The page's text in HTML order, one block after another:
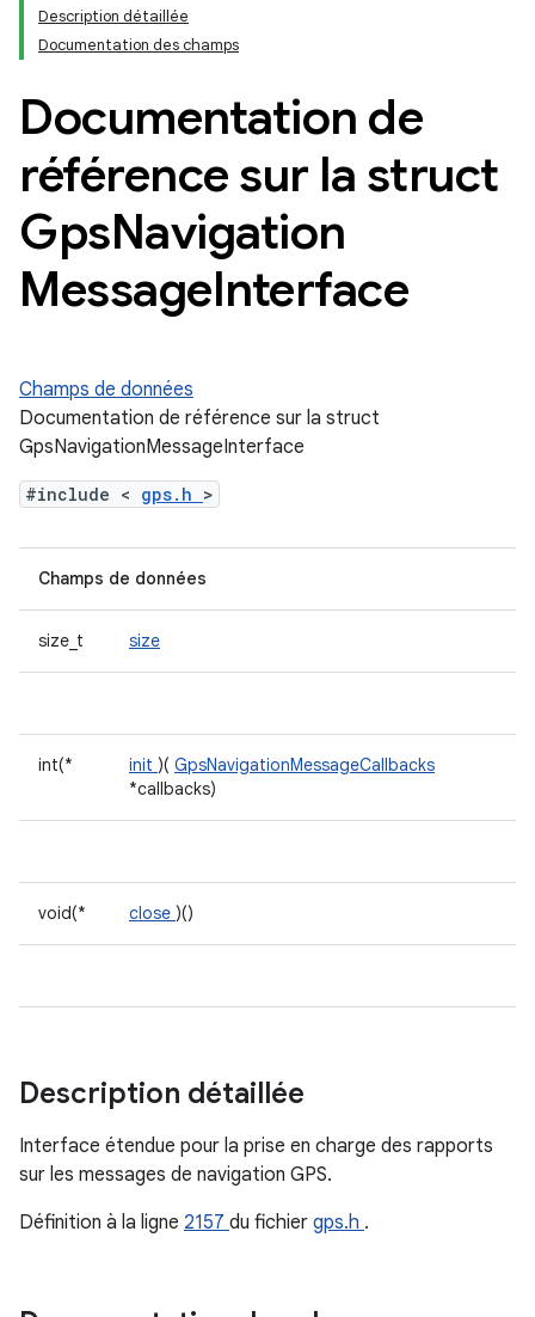
Description détaillée
Documentation des champs
Documentation de
référence sur la struct
GpsNavigation
MessageInterface
Champs de données
Documentation de référence sur la struct
GpsNavigationMessageInterface
#include < gps.h >
Champs de données
size_t size
int(* init )( GpsNavigationMessageCallbacks
*callbacks)
void(* close )()
Description détaillée
Interface étendue pour la prise en charge des rapports
sur les messages de navigation GPS.
Définition à la ligne 2157 du fichier gps.h .